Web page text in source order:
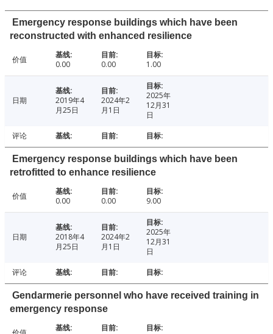
Emergency response buildings which have been
reconstructed with enhanced resilience
价值 0.00 0.00 1.00
日期
2019年4
月25日
2024年2
月1日
2025年
12月31
日
评论
Emergency response buildings which have been
retrofitted to enhance resilience
价值 0.00 0.00 9.00
日期
2018年4
月25日
2024年2
月1日
2025年
12月31
日
评论
Gendarmerie personnel who have received training in
emergency response